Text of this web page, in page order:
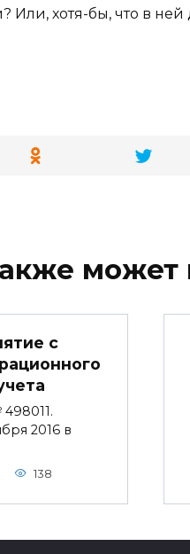
Или, хотя-бы, что в
может
с
2016 в
138